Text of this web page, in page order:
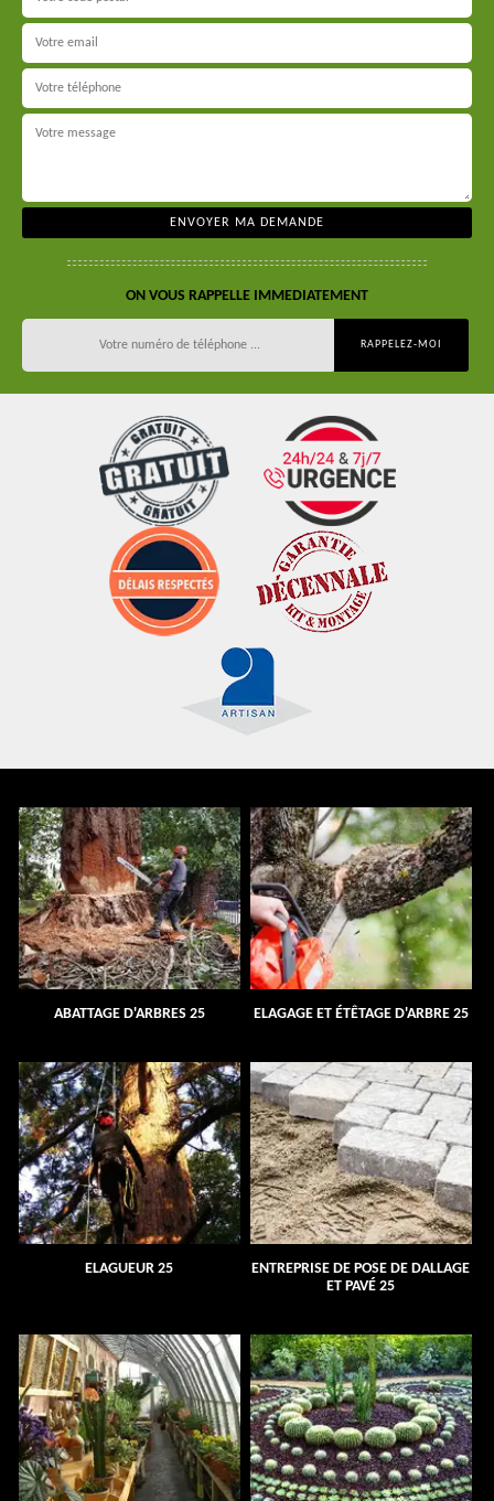
ON VOUS RAPPELLE IMMEDIATEMENT
ABATTAGE D'ARBRES 25 ELAGAGE ET ÉTÊTAGE D'ARBRE 25
ELAGUEUR 25
ENTREPRISE DE POSE DE DALLAGE
ET PAVÉ 25